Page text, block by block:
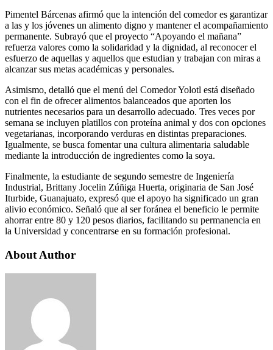
Pimentel Bárcenas afirmó que la intención del comedor es garantizar
a las y los jóvenes un alimento digno y mantener el acompañamiento
permanente. Subrayó que el proyecto “Apoyando el mañana”
refuerza valores como la solidaridad y la dignidad, al reconocer el
esfuerzo de aquellas y aquellos que estudian y trabajan con miras a
alcanzar sus metas académicas y personales.
Asimismo, detalló que el menú del Comedor Yolotl está diseñado
con el fin de ofrecer alimentos balanceados que aporten los
nutrientes necesarios para un desarrollo adecuado. Tres veces por
semana se incluyen platillos con proteína animal y dos con opciones
vegetarianas, incorporando verduras en distintas preparaciones.
Igualmente, se busca fomentar una cultura alimentaria saludable
mediante la introducción de ingredientes como la soya.
Finalmente, la estudiante de segundo semestre de Ingeniería
Industrial, Brittany Jocelin Zúñiga Huerta, originaria de San José
Iturbide, Guanajuato, expresó que el apoyo ha significado un gran
alivio económico. Señaló que al ser foránea el beneficio le permite
ahorrar entre 80 y 120 pesos diarios, facilitando su permanencia en
la Universidad y concentrarse en su formación profesional.
About Author